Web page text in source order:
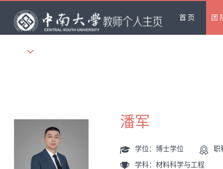
首页 团
潘军
学位：博士学位 职
学科：材料科学与工程